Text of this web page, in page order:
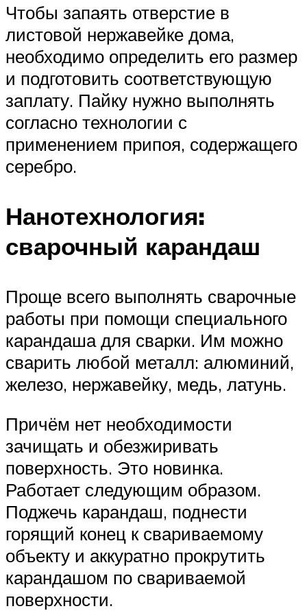
Чтобы запаять отверстие в
листовой нержавейке дома,
необходимо определить его размер
и подготовить соответствующую
заплату. Пайку нужно выполнять
согласно технологии с
применением припоя, содержащего
серебро.
Нанотехнология:
сварочный карандаш
Проще всего выполнять сварочные
работы при помощи специального
карандаша для сварки. Им можно
сварить любой металл: алюминий,
железо, нержавейку, медь, латунь.
Причём нет необходимости
зачищать и обезжиривать
поверхность. Это новинка.
Работает следующим образом.
Поджечь карандаш, поднести
горящий конец к свариваемому
объекту и аккуратно прокрутить
карандашом по свариваемой
поверхности.